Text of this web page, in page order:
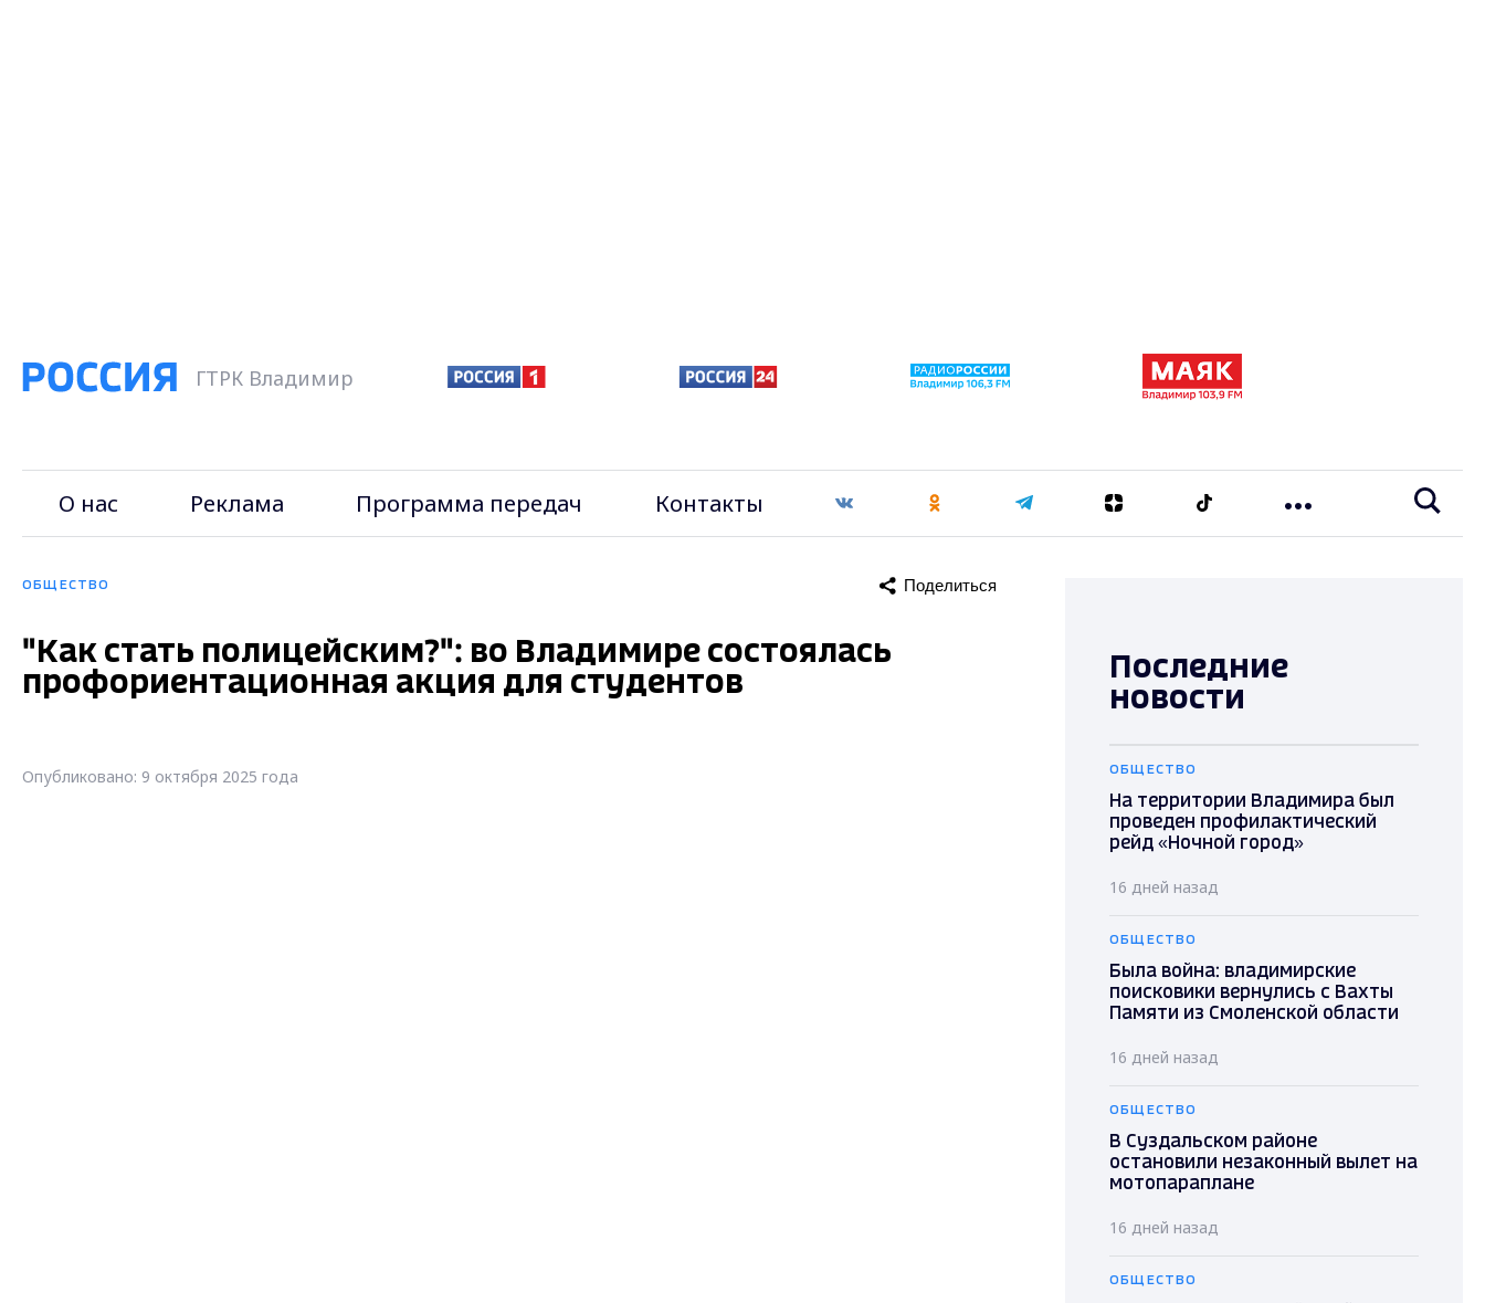
ГТРК Владимир
О нас Реклама Программа передач Контакты
ОБЩЕСТВО Поделиться
"Как стать полицейским?": во Владимире состоялась
профориентационная акция для студентов
Опубликовано: 9 октября 2025 года
Последние
новости
ОБЩЕСТВО
На территории Владимира был
проведен профилактический
рейд «Ночной город»
16 дней назад
ОБЩЕСТВО
Была война: владимирские
поисковики вернулись с Вахты
Памяти из Смоленской области
16 дней назад
ОБЩЕСТВО
В Суздальском районе
остановили незаконный вылет на
мотопараплане
16 дней назад
ОБЩЕСТВО